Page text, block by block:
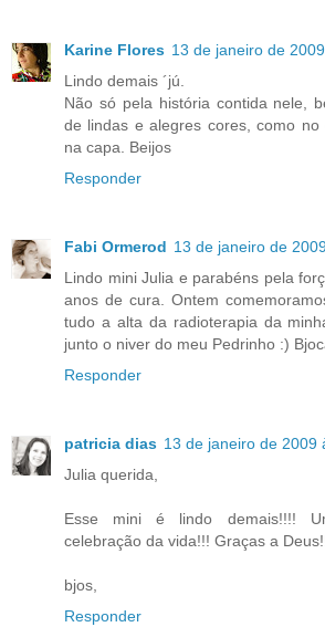
Karine Flores 13 de janeiro de
Lindo demais ´jú.
Não só pela história contida nele,
de lindas e alegres cores, como no
na capa. Beijos
Responder
Fabi Ormerod 13 de janeiro de
Lindo mini Julia e parabéns pela
anos de cura. Ontem
tudo a alta da radioterapia da
junto o niver do meu Pedrinho :)
Responder
patricia dias 13 de janeiro de 2009
Julia querida,
Esse mini é lindo demais!!!!
celebração da vida!!! Graças a
bjos,
Responder